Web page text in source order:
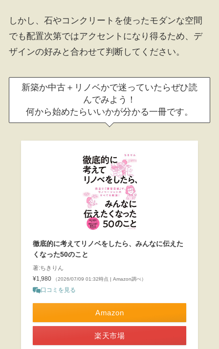
しかし、石やコンクリートを使ったモダンな空間
でも配置次第ではアクセントになり得るため、デ
ザインの好みと合わせて判断してください。
新築か中古＋リノベかで迷っていたらぜひ読
んでみよう！
何から始めたらいいかが分かる一冊です。
徹底的に考えてリノベをしたら、みんなに伝えた
くなった50のこと
著:ちきりん
¥1,980
（2026/07/09 01:32時点 | Amazon調べ）
口コミを見る
Amazon
楽天市場